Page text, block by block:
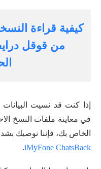
كيفية قراءة
من قوقل
إذا كنت قد نسيت
في معاينة ملفات النسخ
الخاص بك، فإننا نوصيك
iMyFone ChatsBack
.